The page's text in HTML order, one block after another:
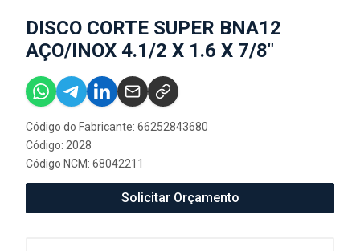
DISCO CORTE SUPER BNA12
AÇO/INOX 4.1/2 X 1.6 X 7/8"
Código do Fabricante: 66252843680
Código: 2028
Código NCM: 68042211
Solicitar Orçamento